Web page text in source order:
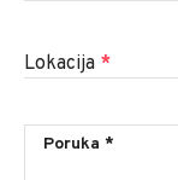
Lokacija *